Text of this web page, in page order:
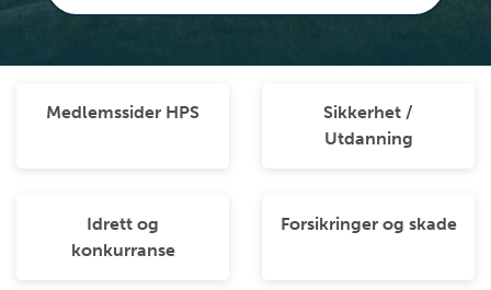
Medlemssider HPS
Sikkerhet /
Utdanning
Idrett og
konkurranse
Forsikringer og skade